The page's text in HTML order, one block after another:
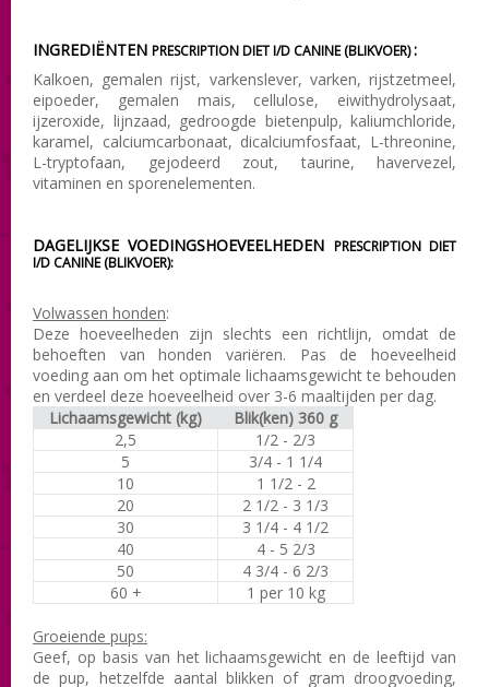
INGREDIËNTEN PRESCRIPTION DIET I/D CANINE (BLIKVOER):
Kalkoen, gemalen rijst, varkenslever, varken, rijstzetmeel,
eipoeder, gemalen mais, cellulose, eiwithydrolysaat,
ijzeroxide, lijnzaad, gedroogde bietenpulp, kaliumchloride,
karamel, calciumcarbonaat, dicalciumfosfaat, L-threonine,
L-tryptofaan, gejodeerd zout, taurine, havervezel,
vitaminen en sporenelementen.
DAGELIJKSE VOEDINGSHOEVEELHEDEN PRESCRIPTION DIET
I/D CANINE (BLIKVOER):
Volwassen honden:
Deze hoeveelheden zijn slechts een richtlijn, omdat de
behoeften van honden variëren. Pas de hoeveelheid
voeding aan om het optimale lichaamsgewicht te behouden
en verdeel deze hoeveelheid over 3-6 maaltijden per dag.
Lichaamsgewicht (kg)
Blik(ken) 360 g
2,5
1/2 - 2/3
5
3/4 - 1 1/4
10
1 1/2 - 2
20
2 1/2 - 3 1/3
30
3 1/4 - 4 1/2
40
4 - 5 2/3
50
4 3/4 - 6 2/3
60 +
1 per 10 kg
Groeiende pups:
Geef, op basis van het lichaamsgewicht en de leeftijd van
de pup, hetzelfde aantal blikken of gram droogvoeding,